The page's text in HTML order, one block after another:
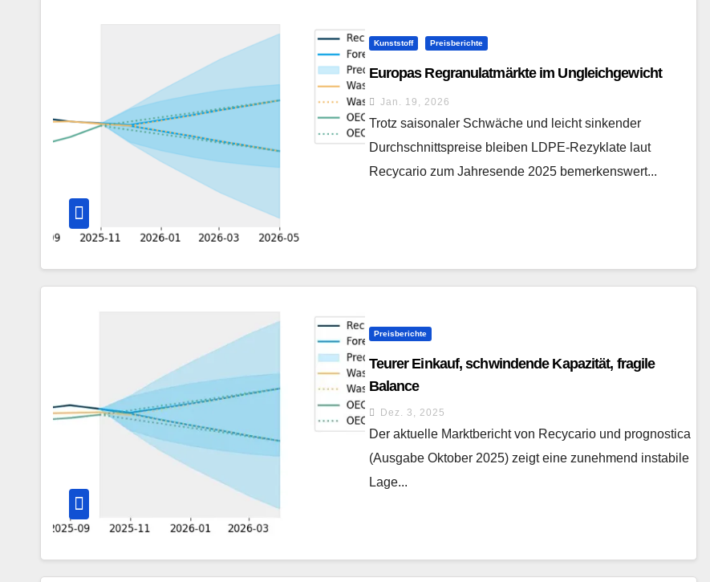
Kunststoff Preisberichte
Europas Regranulatmärkte im Ungleichgewicht
Jan. 19, 2026
Trotz saisonaler Schwäche und leicht sinkender
Durchschnittspreise bleiben LDPE-Rezyklate laut
Recycario zum Jahresende 2025 bemerkenswert...
Preisberichte
Teurer Einkauf, schwindende Kapazität, fragile
Balance
Dez. 3, 2025
Der aktuelle Marktbericht von Recycario und prognostica
(Ausgabe Oktober 2025) zeigt eine zunehmend instabile
Lage...